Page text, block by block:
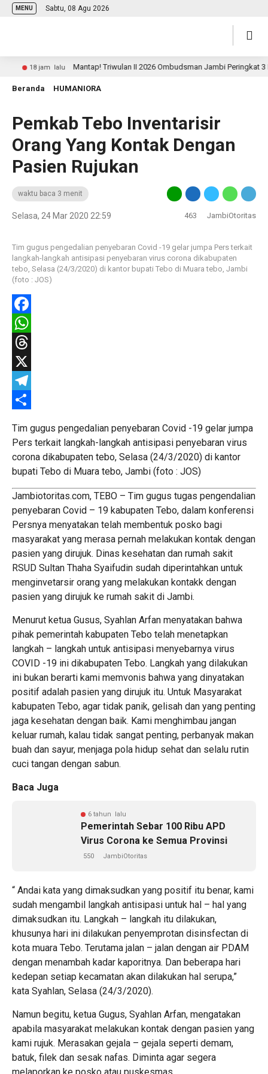
MENU Sabtu, 08 Agu 2026
18 jam lalu Mantap! Triwulan II 2026 Ombudsman Jambi Peringkat 3
Beranda HUMANIORA
Pemkab Tebo Inventarisir
Orang Yang Kontak Dengan
Pasien Rujukan
waktu baca 3 menit
Selasa, 24 Mar 2020 22:59 463 JambiOtoritas
Tim gugus pengedalian penyebaran Covid -19 gelar jumpa Pers terkait
langkah-langkah antisipasi penyebaran virus corona dikabupaten
tebo, Selasa (24/3/2020) di kantor bupati Tebo di Muara tebo, Jambi
(foto : JOS)
Facebook
WhatsApp
Threads
X
Telegram
Tim gugus pengedalian penyebaran Covid -19 gelar jumpa
Pers terkait langkah-langkah antisipasi penyebaran virus
corona dikabupaten tebo, Selasa (24/3/2020) di kantor
bupati Tebo di Muara tebo, Jambi (foto : JOS)
Jambiotoritas.com, TEBO – Tim gugus tugas pengendalian
penyebaran Covid – 19 kabupaten Tebo, dalam konferensi
Persnya menyatakan telah membentuk posko bagi
masyarakat yang merasa pernah melakukan kontak dengan
pasien yang dirujuk. Dinas kesehatan dan rumah sakit
RSUD Sultan Thaha Syaifudin sudah diperintahkan untuk
menginvetarsir orang yang melakukan kontakk dengan
pasien yang dirujuk ke rumah sakit di Jambi.
Menurut ketua Gusus, Syahlan Arfan menyatakan bahwa
pihak pemerintah kabupaten Tebo telah menetapkan
langkah – langkah untuk antisipasi menyebarnya virus
COVID -19 ini dikabupaten Tebo. Langkah yang dilakukan
ini bukan berarti kami memvonis bahwa yang dinyatakan
positif adalah pasien yang dirujuk itu. Untuk Masyarakat
kabupaten Tebo, agar tidak panik, gelisah dan yang penting
jaga kesehatan dengan baik. Kami menghimbau jangan
keluar rumah, kalau tidak sangat penting, perbanyak makan
buah dan sayur, menjaga pola hidup sehat dan selalu rutin
cuci tangan dengan sabun.
Baca Juga
6 tahun lalu
Pemerintah Sebar 100 Ribu APD
Virus Corona ke Semua Provinsi
550 JambiOtoritas
“ Andai kata yang dimaksudkan yang positif itu benar, kami
sudah mengambil langkah antisipasi untuk hal – hal yang
dimaksudkan itu. Langkah – langkah itu dilakukan,
khusunya hari ini dilakukan penyemprotan disinsfectan di
kota muara Tebo. Terutama jalan – jalan dengan air PDAM
dengan menambah kadar kaporitnya. Dan beberapa hari
kedepan setiap kecamatan akan dilakukan hal serupa,”
kata Syahlan, Selasa (24/3/2020).
Namun begitu, ketua Gugus, Syahlan Arfan, mengatakan
apabila masyarakat melakukan kontak dengan pasien yang
kami rujuk. Merasakan gejala – gejala seperti demam,
batuk, filek dan sesak nafas. Diminta agar segera